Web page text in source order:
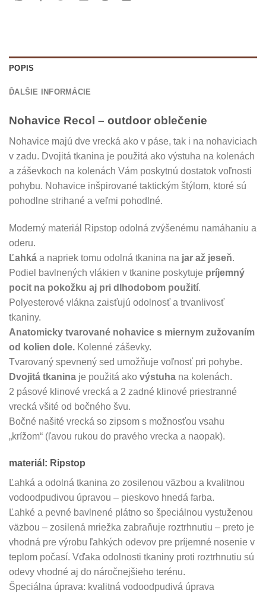
POPIS
ĎALŠIE INFORMÁCIE
Nohavice Recol – outdoor oblečenie
Nohavice majú dve vrecká ako v páse, tak i na nohaviciach
v zadu. Dvojitá tkanina je použitá ako výstuha na kolenách
a záševkoch na kolenách Vám poskytnú dostatok voľnosti
pohybu. Nohavice inšpirované taktickým štýlom, ktoré sú
pohodlne strihané a veľmi pohodlné.
Moderný materiál Ripstop odolná zvýšenému namáhaniu a
oderu.
Ľahká a napriek tomu odolná tkanina na jar až jeseň.
Podiel bavlnených vlákien v tkanine poskytuje príjemný
pocit na pokožku aj pri dlhodobom použití.
Polyesterové vlákna zaisťujú odolnosť a trvanlivosť
tkaniny.
Anatomicky tvarované nohavice s miernym zužovaním
od kolien dole. Kolenné záševky.
Tvarovaný spevnený sed umožňuje voľnosť pri pohybe.
Dvojitá tkanina je použitá ako výstuha na kolenách.
2 pásové klinové vrecká a 2 zadné klinové priestranné
vrecká všité od bočného švu.
Bočné našité vrecká so zipsom s možnosťou vsahu
„krížom“ (ľavou rukou do pravého vrecka a naopak).
materiál: Ripstop
Ľahká a odolná tkanina zo zosilenou väzbou a kvalitnou
vodoodpudivou úpravou – pieskovo hnedá farba.
Ľahké a pevné bavlnené plátno so špeciálnou vystuženou
väzbou – zosilená mriežka zabraňuje roztrhnutiu – preto je
vhodná pre výrobu ľahkých odevov pre príjemné nosenie v
teplom počasí. Vďaka odolnosti tkaniny proti roztrhnutiu sú
odevy vhodné aj do náročnejšieho terénu.
Špeciálna úprava: kvalitná vodoodpudivá úprava